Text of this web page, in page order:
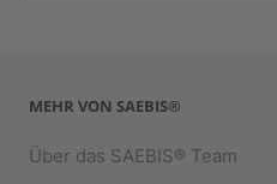
MEHR VON SAEBIS®
Über das SAEBIS® Team